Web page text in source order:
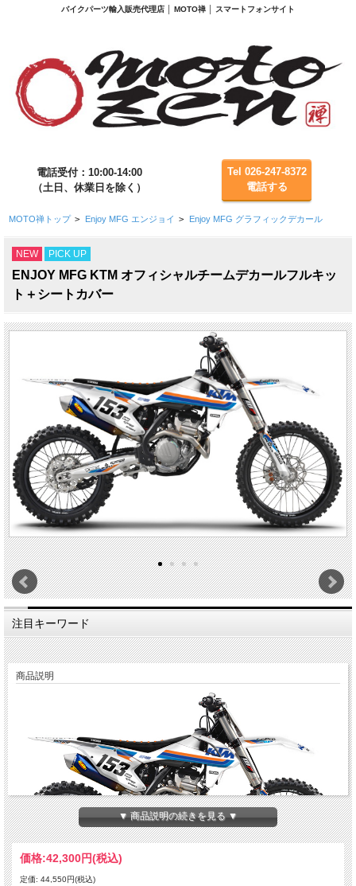
バイクパーツ輸入販売代理店 │ MOTO禅 │ スマートフォンサイト
電話受付：10:00-14:00
（土日、休業日を除く）
Tel 026-247-8372
電話する
MOTO禅トップ > Enjoy MFG エンジョイ > Enjoy MFG グラフィックデカール
NEW PICK UP
ENJOY MFG KTM オフィシャルチームデカールフルキッ
ト＋シートカバー
注目キーワード
商品説明
▼ 商品説明の続きを見る ▼
価格:42,300円(税込)
定価: 44,550円(税込)